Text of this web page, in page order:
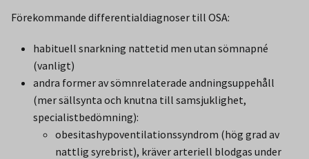
Förekommande differentialdiagnoser till OSA:
habituell snarkning nattetid men utan sömnapné
(vanligt)
andra former av sömnrelaterade andningsuppehåll
(mer sällsynta och knutna till samsjuklighet,
specialistbedömning):
obesitashypoventilationssyndrom (hög grad av
nattlig syrebrist), kräver arteriell blodgas under